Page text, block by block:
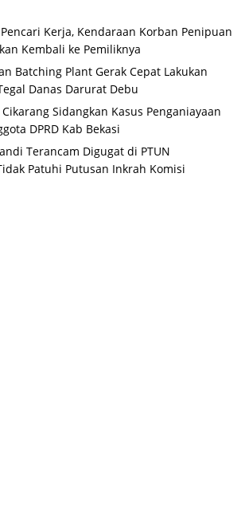
Kerja, Kendaraan Korban Penipuan
Kembali ke Pemiliknya
Batching Plant Gerak Cepat Lakukan
Danas Darurat Debu
Sidangkan Kasus Penganiayaan
DPRD Kab Bekasi
Terancam Digugat di PTUN
Patuhi Putusan Inkrah Komisi